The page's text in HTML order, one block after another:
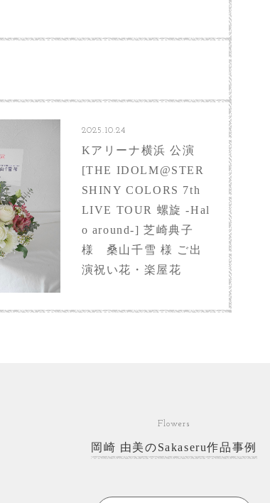
2025.10.24
Kアリーナ横浜 公演
[THE IDOLM@STER
SHINY COLORS 7th
LIVE TOUR 螺旋 -Hal
o around-] 芝崎典子
様 桑山千雪 様 ご出
演祝い花・楽屋花
Flowers
岡崎 由美のSakaseru作品事例